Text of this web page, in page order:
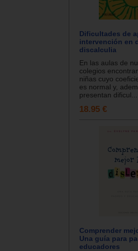
Dificultades de
intervención en
discalculia
En las aulas de
colegios
niñas cuyo
es normal y,
presentan dificul...
18.95 €
Comprender
Una guía para
educadores